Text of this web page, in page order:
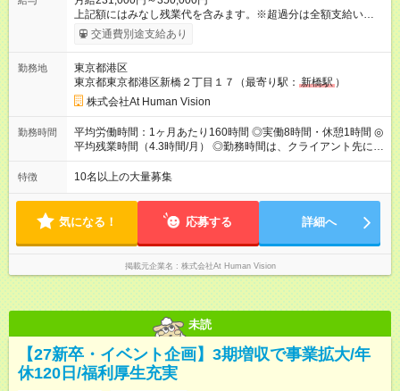
上記額にはみなし残業代を含みます。※超過分は全額支給いたし
ます。 みなし残業代 24,000円 ～ 37,000円／月 みなし残業時
間 15時間／月 【給与】 月給： 大卒・院卒 ：243，000
（固定残業代 24，000円） 賞与：年２回 （業績連動型） 昇
給：年２回（3月、9月) 試用期間：6ヶ月 ※上記額にはみなし残
業代（月15時間分）が含まれた 金額になります。超過分は追加
で全額支給。 【頑張りを給与・キャリアに還元します】 年に2
回⼈事評価があり等級が決まります。 等級に合わせた給与設定
のため、若い内からでも頑張り次第で給与アップが叶います。
（⽉給34～45万円）→課⻑（⽉給36～48万円）→部⻑（⽉給40
～58万円） 【試用期間】試用期間あり 試用期間の長さ：6ヶ月
※ 雇用形態と給与に、本採用時と異なる部分があります。 雇用
形態：本採用時と同じです。 給与：月給 224,000円 ～ 330,000
円 上記額にはみなし残業代を含みます。※超過分は全額支給い
たします。 みなし残業代 24,000円 ～ 34,000円／月 みなし残業
交通費別途支給あり
勤務地
東京都港区
東京都東京都港区新橋２丁目１７（最寄り駅： 新橋駅 ）
株式会社At Human Vision
勤務時間
平均労働時間：1ヶ月あたり160時間 ◎実働8時間・休憩1時間 ◎
平均残業時間（4.3時間/月） ◎勤務時間は、クライアント先に
より異なります。 ※＜シフト例＞ 10:00～19:00／11:00～
20:00 平均労働時間：1ヶ月あたり160時間 ◎実働8時間・休憩1
先に より異なります。 ※＜シフト例＞ 10:00～19:00／11:00
～20:00
特徴 10名以上の大量募集
気になる！ 応募する 詳細へ
掲載元企業名 株式会社At Human Vision
未読
【27新卒・イベント企画】3期増収で事業拡大/年
休120日/福利厚生充実